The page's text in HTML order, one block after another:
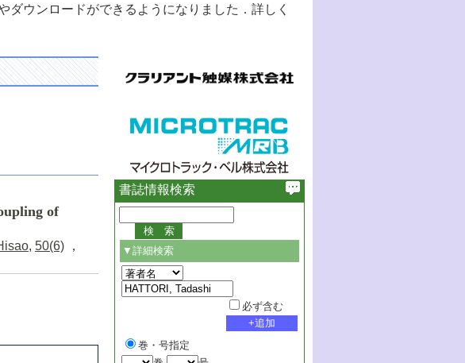
ウンロードができるようになりました．詳しく
of
, 50(6) ，
書誌情報検索
▼詳細検索
必ず含む
巻・号指定